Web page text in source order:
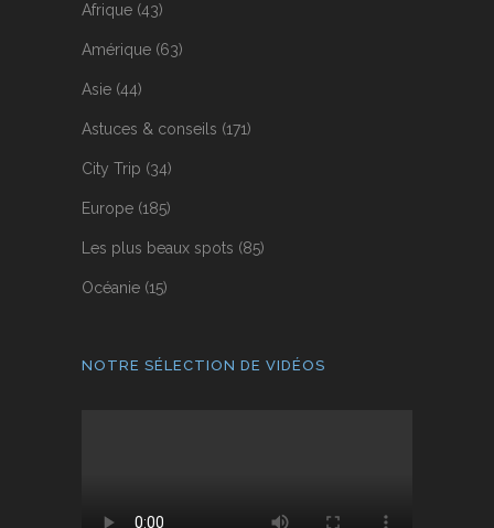
Afrique (43)
Amérique (63)
Asie (44)
Astuces & conseils (171)
City Trip (34)
Europe (185)
Les plus beaux spots (85)
Océanie (15)
NOTRE SÉLECTION DE VIDÉOS